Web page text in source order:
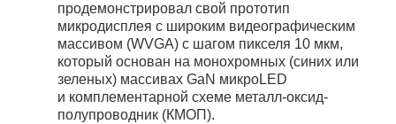
продемонстрировал свой прототип
микродисплея с широким видеографическим
массивом (WVGA) с шагом пикселя 10 мкм,
который основан на монохромных (синих или
зеленых) массивах GaN микроLED
и комплементарной схеме металл-оксид-
полупроводник (КМОП).